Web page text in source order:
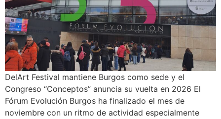
DelArt Festival mantiene Burgos como sede y el
Congreso “Conceptos” anuncia su vuelta en 2026 El
Fórum Evolución Burgos ha finalizado el mes de
noviembre con un ritmo de actividad especialmente